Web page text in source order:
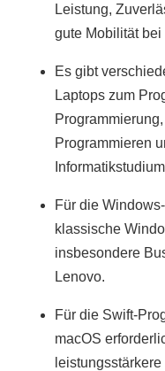
Leistung,
gute Mobilität
Es gibt
Laptops zum
Programmieren
Für die
klassische
insbesondere
Lenovo.
Für die Swift-
macOS